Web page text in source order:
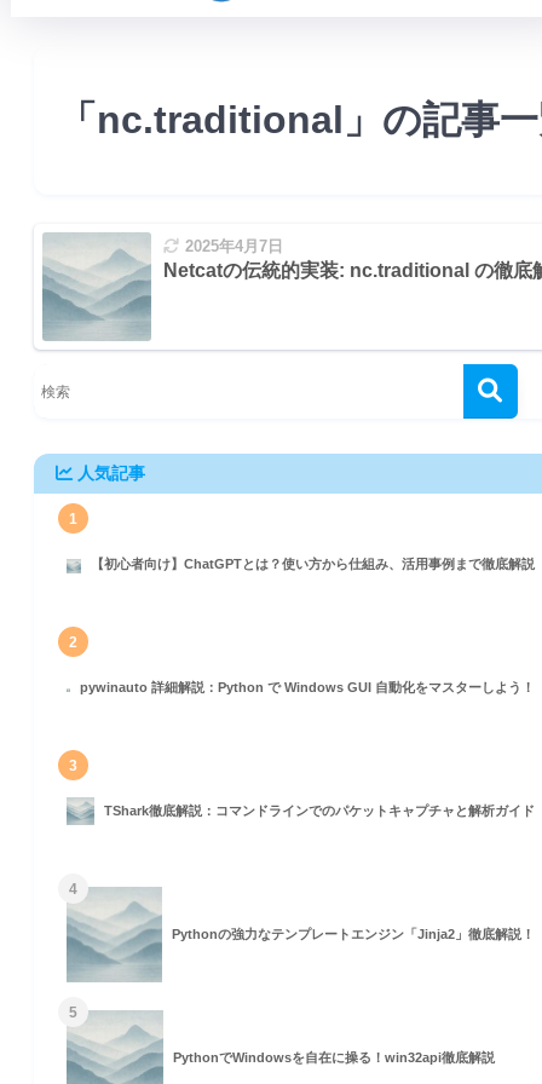
接続
接続の待ち受け
「nc.traditional」の記事
2025年4月7日
Netcatの伝統的実装: nc.traditional の徹底
人気記事
1
【初心者向け】ChatGPTとは？使い方から仕組み、活用事例まで徹底解説
2
pywinauto 詳細解説：Python で Windows GUI 自動化をマスターしよう！
3
TShark徹底解説：コマンドラインでのパケットキャプチャと解析ガイド
4
Pythonの強力なテンプレートエンジン「Jinja2」徹底解説！
5
PythonでWindowsを自在に操る！win32api徹底解説